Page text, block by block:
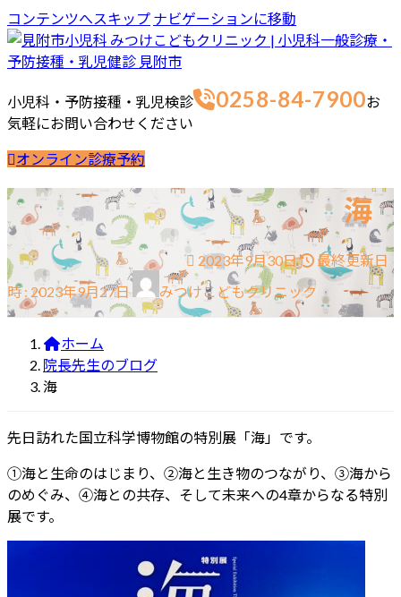
コンテンツへスキップ ナビゲーションに移動
小児科・予防接種・乳児検診 0258-84-7900お
気軽にお問い合わせください
オンライン診療予約
ホーム最新情報 ご挨拶 診療案内 当院の取り組み
院長・スタッフブログ
院長ブログ
スタッフブログ
お問合せ 海
2023年9月30日
最終更新日
時 : 2023年9月27日 みつけこどもクリニック
ホーム
院長先生のブログ
海
先日訪れた国立科学博物館の特別展「海」です。
①海と生命のはじまり、②海と生き物のつながり、③海から
のめぐみ、④海との共存、そして未来への4章からなる特別
展です。